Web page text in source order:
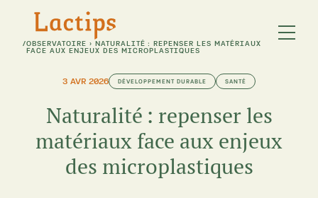
/OBSERVATOIRE › NATURALITÉ : REPENSER LES MATÉRIAUX
FACE AUX ENJEUX DES MICROPLASTIQUES
3 AVR 2026 DÉVELOPPEMENT DURABLE SANTÉ
Naturalité : repenser les
matériaux face aux enjeux
des microplastiques